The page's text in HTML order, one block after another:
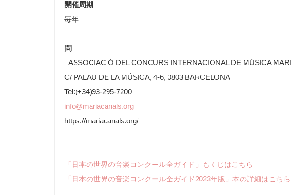
開催周期
毎年
問
ASSOCIACIÓ DEL CONCURS INTERNACIONAL DE MÚSICA
C/ PALAU DE LA MÚSICA, 4-6, 0803 BARCELONA
Tel:(+34)93-295-7200
info@mariacanals.org
https://mariacanals.org/
「日本の世界の音楽コンクール全ガイド」もくじはこちら
「日本の世界の音楽コンクール全ガイド2023年版」本の詳細はこちら